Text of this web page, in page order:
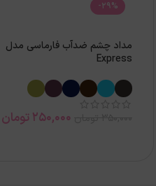
-29%
مداد چشم ضدآب فارماسی مدل
Express
250,000تومان